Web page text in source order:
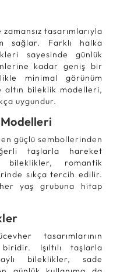
tasarımlarıyla
sağlar. Farklı halka
sayesinde günlük
kadar geniş bir
minimal görünüm
bileklik modelleri,
uygundur.
Modelleri
en güçlü sembollerinden
taşlarla hareket
bileklikler, romantik
sıkça tercih edilir.
yaş grubuna hitap
tasarımlarının
Işıltılı taşlarla
bileklikler, sade